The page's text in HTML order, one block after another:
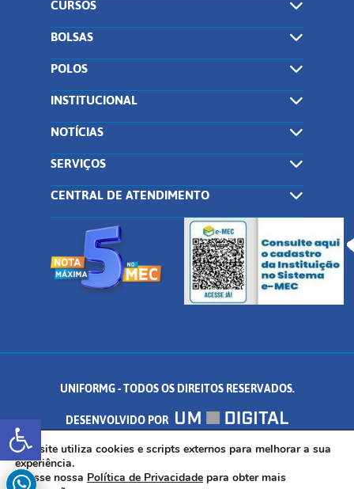
Abrir a barra de ferramentas
CURSOS
BOLSAS
POLOS
INSTITUCIONAL
NOTÍCIAS
SERVIÇOS
CENTRAL DE ATENDIMENTO
UNIFORMG - TODOS OS DIREITOS RESERVADOS.
DESENVOLVIDO POR
AV. DR. ARNALDO DE SENNA, 328 - PALMEIRAS, FORMIGA/MG - CEP:
35.574.530
Este site utiliza cookies e scripts externos para melhorar a sua
experiência.
Acesse nossa Política de Privacidade para obter mais